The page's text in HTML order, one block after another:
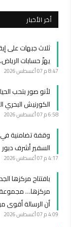
أخر الأخبار
ثلاث جبهات على
يهزّ حسابات
8:47 م 07 أغسطس 2026
لأنو صور بتحب
الكورنيش البحري
6:58 م 07 أغسطس 2026
وقفة تضامنية في
السفير أشرف دبور
4:17 م 07 أغسطس 2026
بافتتاح مركزها
مركزها… مجموعة
أن الرسالة أقوى
4:09 م 07 أغسطس 2026